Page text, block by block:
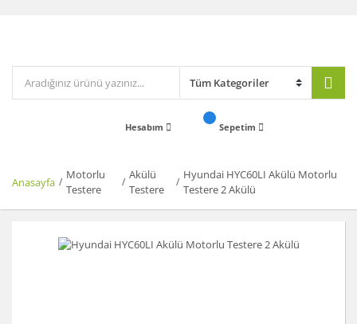
Hesabım Sepetim
Anasayfa
Motorlu
Testere
Akülü
Testere
Hyundai HYC60LI Akülü Motorlu
Testere 2 Akülü